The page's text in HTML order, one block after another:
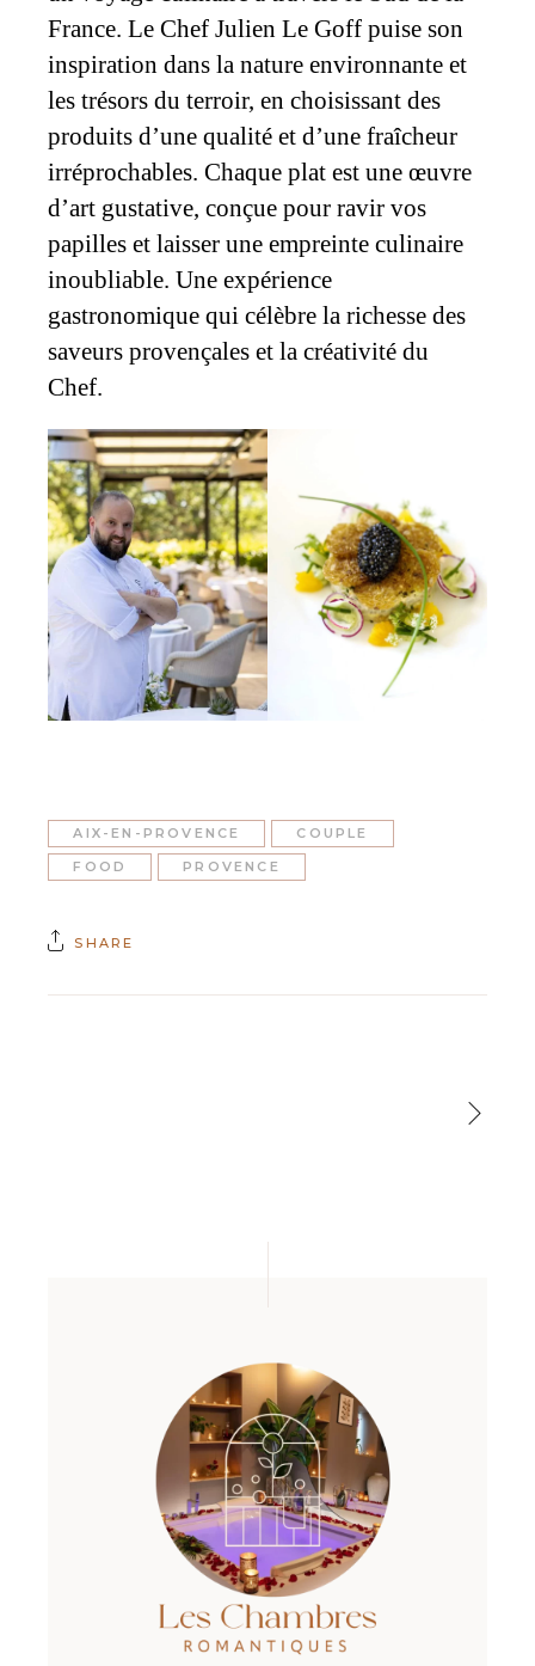
France. Le Chef Julien Le Goff puise son
inspiration dans la nature environnante et
les trésors du terroir, en choisissant des
produits d’une qualité et d’une fraîcheur
irréprochables. Chaque plat est une œuvre
d’art gustative, conçue pour ravir vos
papilles et laisser une empreinte culinaire
inoubliable. Une expérience
gastronomique qui célèbre la richesse des
saveurs provençales et la créativité du
Chef.
AIX-EN-PROVENCE
COUPLE
FOOD
PROVENCE
SHARE